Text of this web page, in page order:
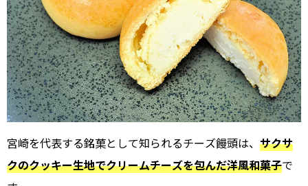
宮崎を代表する銘菓として知られるチーズ饅頭は、 サクサ
クのクッキー生地でクリームチーズを包んだ洋風和菓子で